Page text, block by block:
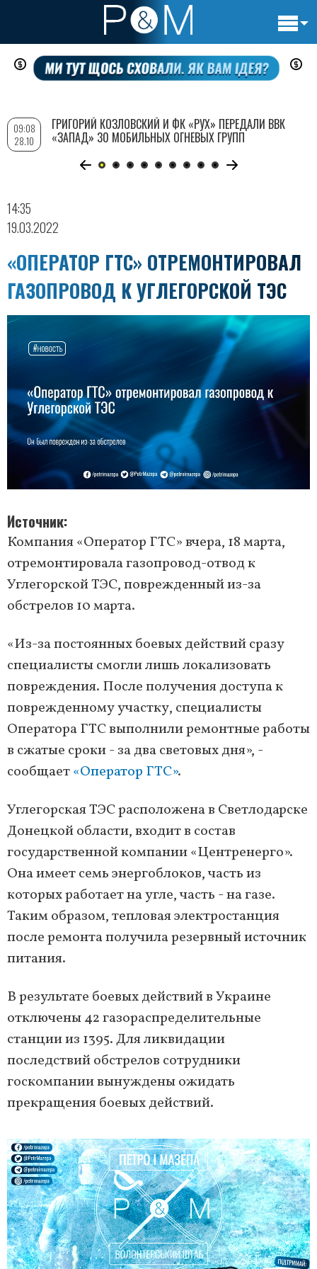
Перейти
содержанию
14:35
19.03.2022
«ОПЕРАТОР ГТС» ОТРЕМОНТИРОВАЛ
ГАЗОПРОВОД К УГЛЕГОРСКОЙ ТЭС
Источник
Компания «Оператор ГТС» вчера, 18 марта,
отремонтировала газопровод-отвод к
Углегорской ТЭС, поврежденный из-за
обстрелов 10 марта.
«Из-за постоянных боевых действий сразу
специалисты смогли лишь локализовать
повреждения. После получения доступа к
поврежденному участку, специалисты
Оператора ГТС выполнили ремонтные работы
в сжатые сроки - за два световых дня», -
сообщает«Оператор ГТС».
Углегорская ТЭС расположена в Светлодарске
Донецкой области, входит в состав
государственной компании «Центренерго».
Она имеет семь энергоблоков, часть из
которых работает на угле, часть - на газе.
Таким образом, тепловая электростанция
после ремонта получила резервный источник
питания.
В результате боевых действий в Украине
отключены 42 газораспределительные
станции из 1395. Для ликвидации
последствий обстрелов сотрудники
госкомпании вынуждены ожидать
прекращения боевых действий.
09:08
28.10
ГРИГОРИЙ КОЗЛОВСКИЙ И ФК «РУХ» ПЕРЕДАЛИ ВВК
«ЗАПАД» 30 МОБИЛЬНЫХ ОГНЕВЫХ ГРУПП